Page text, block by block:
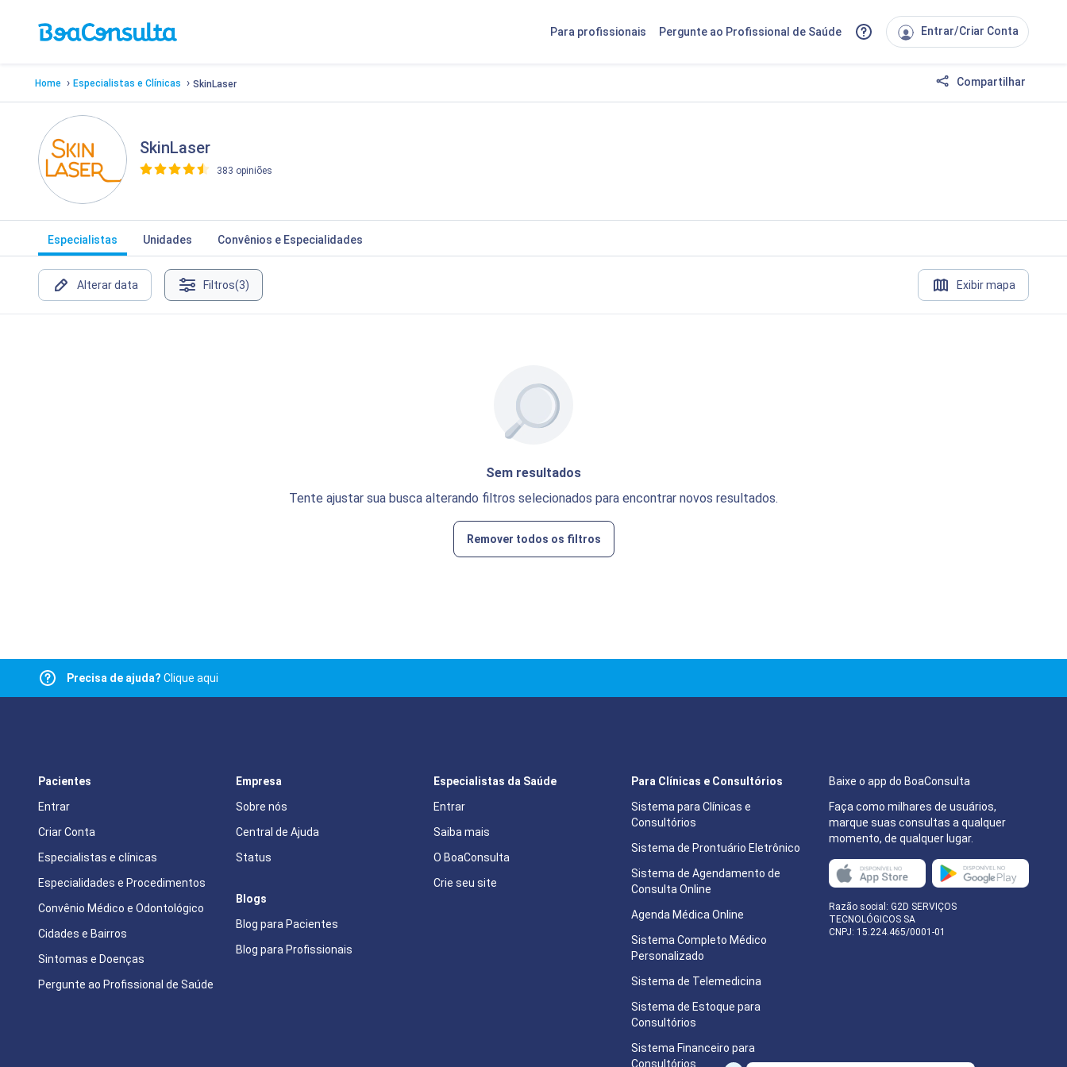
Para profissionais Pergunte ao Profissional de Saúde Entrar/Criar Conta
Home › Especialistas e Clínicas › SkinLaser Compartilhar
SkinLaser
383 opiniões
Especialistas Unidades Convênios e Especialidades
Alterar data Filtros(3) Exibir mapa
Sem resultados
Tente ajustar sua busca alterando filtros selecionados para encontrar novos resultados.
Remover todos os filtros
Precisa de ajuda? Clique aqui
Baixe o app do BoaConsulta
Faça como milhares de usuários,
marque suas consultas a qualquer
momento, de qualquer lugar.
Razão social: G2D SERVIÇOS
TECNOLÓGICOS SA
CNPJ: 15.224.465/0001-01
Pacientes
Entrar
Criar Conta
Especialistas e clínicas
Especialidades e Procedimentos
Convênio Médico e Odontológico
Cidades e Bairros
Sintomas e Doenças
Pergunte ao Profissional de Saúde
Empresa
Sobre nós
Central de Ajuda
Status
Blogs
Blog para Pacientes
Blog para Profissionais
Especialistas da Saúde
Entrar
Saiba mais
O BoaConsulta
Crie seu site
Para Clínicas e Consultórios
Sistema para Clínicas e
Consultórios
Sistema de Prontuário Eletrônico
Sistema de Agendamento de
Consulta Online
Agenda Médica Online
Sistema Completo Médico
Personalizado
Sistema de Telemedicina
Sistema de Estoque para
Consultórios
Sistema Financeiro para
Consultórios